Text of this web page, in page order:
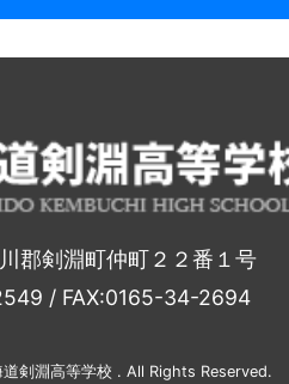
郡剣淵町仲町２２番１号
/ FAX:0165-34-2694
剣淵高等学校 . All Rights Reserved.